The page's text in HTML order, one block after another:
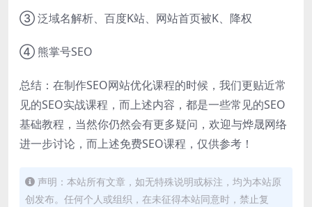
③ 泛域名解析、百度K站、网站首页被K、降权
④ 熊掌号SEO
总结：在制作SEO网站优化课程的时候，我们更贴近常
见的SEO实战课程，而上述内容，都是一些常见的SEO
基础教程，当然你仍然会有更多疑问，欢迎与烨晟网络
进一步讨论，而上述免费SEO课程，仅供参考！
声明：本站所有文章，如无特殊说明或标注，均为本站原
创发布。任何个人或组织，在未征得本站同意时，禁止复